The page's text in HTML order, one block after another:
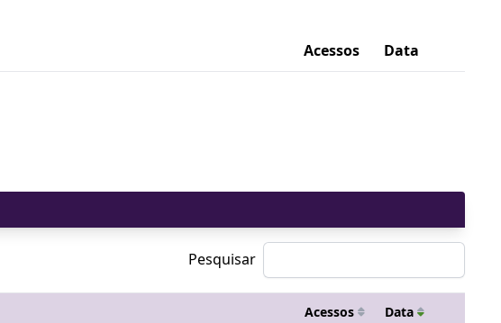
Acessos Data
Pesquisar
Acessos Data